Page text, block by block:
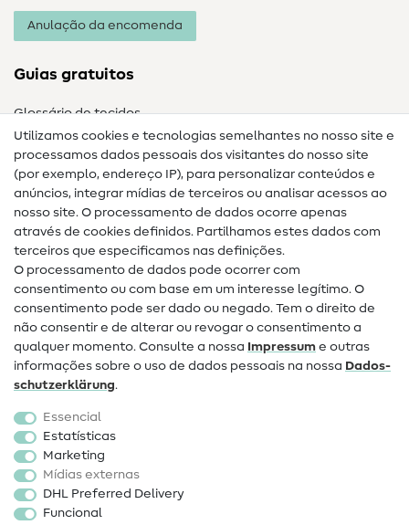
Anulação da encomenda
Guias gratuitos
Glossário de tecidos
Guias de costura
Ajuda e contacto
Contacto
Mudança de proprietário
Perguntas frequentes (FAQ)
Direito de cancelamento
Popular
Tecidos
Acessórios de costura
Promoção
Utilizamos cookies e tecnologias semelhantes no nosso site e
processamos dados pessoais dos visitantes do nosso site
(por exemplo, endereço IP), para personalizar conteúdos e
anúncios, integrar mídias de terceiros ou analisar acessos ao
nosso site. O processamento de dados ocorre apenas
através de cookies definidos. Partilhamos estes dados com
terceiros que especificamos nas definições.
O processamento de dados pode ocorrer com
consentimento ou com base em um interesse legítimo. O
consentimento pode ser dado ou negado. Tem o direito de
não consentir e de alterar ou revogar o consentimento a
qualquer momento. Consulte a nossa Impressum e outras
informações sobre o uso de dados pessoais na nossa Dados­
schutz­erklärung.
Essencial
Estatísticas
Marketing
Mídias externas
DHL Preferred Delivery
Funcional